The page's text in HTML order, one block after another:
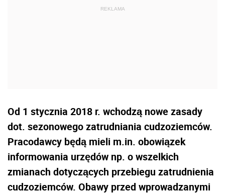
Od 1 stycznia 2018 r. wchodzą nowe zasady
dot. sezonowego zatrudniania cudzoziemców.
Pracodawcy będą mieli m.in. obowiązek
informowania urzędów np. o wszelkich
zmianach dotyczących przebiegu zatrudnienia
cudzoziemców. Obawy przed wprowadzanymi